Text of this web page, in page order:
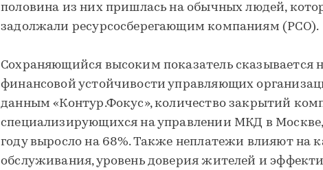
половина из них пришлась на обычных людей,
задолжали ресурсосберегающим компаниям (РСО).
Сохраняющийся высоким показатель сказывается
финансовой устойчивости управляющих
данным «Контур.Фокус», количество закрытий
специализирующихся на управлении МКД в Москве,
году выросло на 68%. Также неплатежи влияют на
обслуживания, уровень доверия жителей и